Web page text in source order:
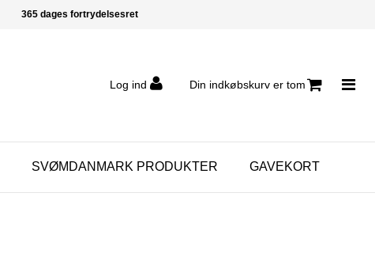
365 dages fortrydelsesret
Log ind Din indkøbskurv er tom
SVØMDANMARK PRODUKTER GAVEKORT